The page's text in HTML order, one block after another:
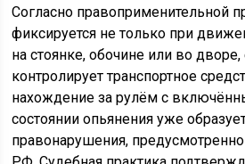
Согласно правоприменительной
фиксируется не только при
на стоянке, обочине или во
контролирует транспортное
нахождение за рулём с
состоянии опьянения уже
правонарушения,